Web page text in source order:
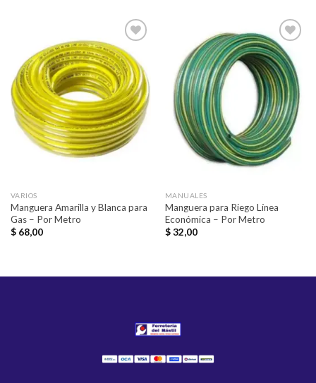
Añadir
a la
lista de
deseos
VARIOS
Manguera Amarilla y Blanca para
Gas – Por Metro
$68,00
Añadir
a la
lista de
deseos
MANUALES
Manguera para Riego Línea
Económica – Por Metro
$32,00